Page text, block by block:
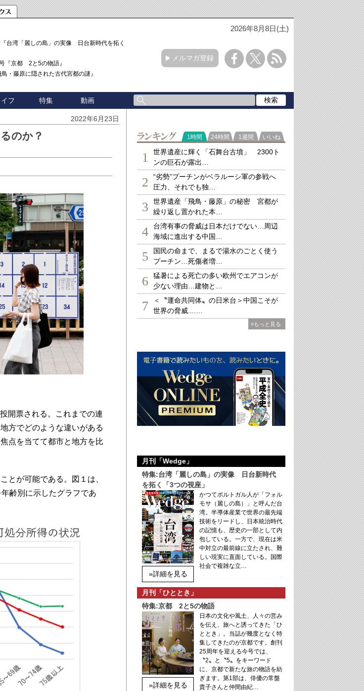
2026年8月8日(土)
台湾「麗しの島」の実像 日台新時代を拓く「3
『京都 2と5の物語』
・藤原に隠された古代宮都の謎』
メルマガ登録
フ 特集 動画
2022年6月23日
のか？
開票される。これまでの連
方でどのような違いがある
点を当てて都市と地方を比
とが可能である。図１は、
齢別に示したグラフであ
ランキング
1時間 24時間 1週間 いいね
1
世界遺産に輝く「石舞台古墳」 2300ト
ンの巨石が露出…
2
“劣勢”プーチンがベラルーシ軍の参戦へ
圧力、それでも独…
3
世界遺産「飛鳥・藤原」の秘密 宮都が
繰り返し置かれた本…
4
台湾有事の脅威は日本だけでない…周辺
海域に進出する中国…
5
国民の命まで、まるで湯水のごとく使う
プーチン…死傷者増…
6
猛暑による死亡の多い欧州でエアコンが
少ない理由…建物と…
7
＜〝運命共同体〟の日米台＞中国こそが
世界の脅威....…
»もっと見る
月刊「Wedge」
特集:台湾「麗しの島」の実像 日台新時代
を拓く「3つの視座」
»詳細を見る
かつてポルトガル人が「フォル
モサ（麗しの島）」と呼んだ台
湾。半導体産業で世界の最先端
技術をリードし、日本統治時代
の記憶も、歴史の一部として内
包している。一方で、現在は米
中対立の最前線に立たされ、難
しい現実に直面している。国際
社会で複雑な立…
月刊「ひととき」
特集:京都 2と5の物語
»詳細を見る
日本の文化や風土、人々の営み
を伝え、旅へと誘ってきた「ひ
ととき」。当誌が幾度となく特
集してきたのが京都です。創刊
25周年を迎える今号では、
〝2〟と〝5〟をキーワード
に、京都で新たな旅の物語を紡
ぎます。第1部は、俳優の常盤
貴子さんと仲間由紀…